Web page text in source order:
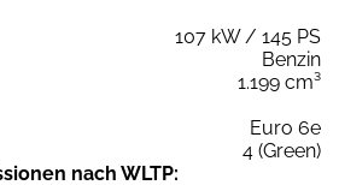
107 kW / 145 PS
Benzin
1.199 cm³
Euro 6e
4 (Green)
nach WLTP: